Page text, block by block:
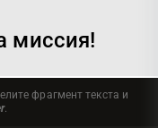
миссия!
фрагмент текста и
.